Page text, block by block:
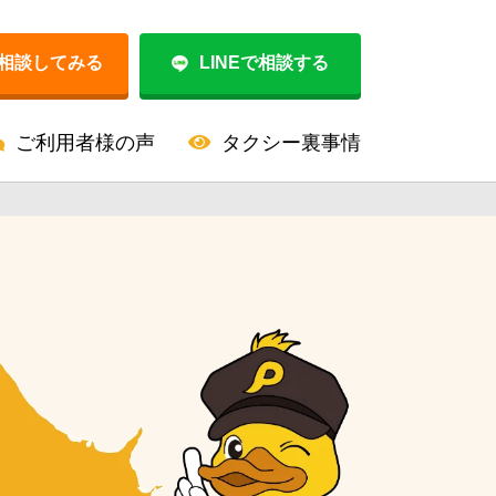
談してみる LINEで相談する
ご利用者様の声 タクシー裏事情